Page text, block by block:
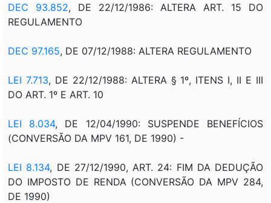
DEC 93.852, DE 22/12/1986: ALTERA ART. 15 DO
REGULAMENTO
DEC 97.165, DE 07/12/1988: ALTERA REGULAMENTO
LEI 7.713, DE 22/12/1988: ALTERA § 1º, ITENS I, II E III
DO ART. 1º E ART. 10
LEI 8.034, DE 12/04/1990: SUSPENDE BENEFÍCIOS
(CONVERSÃO DA MPV 161, DE 1990) -
LEI 8.134, DE 27/12/1990, ART. 24: FIM DA DEDUÇÃO
DO IMPOSTO DE RENDA (CONVERSÃO DA MPV 284,
DE 1990)